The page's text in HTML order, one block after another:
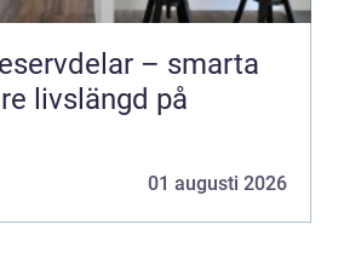
– smarta
livslängd på
01 augusti 2026